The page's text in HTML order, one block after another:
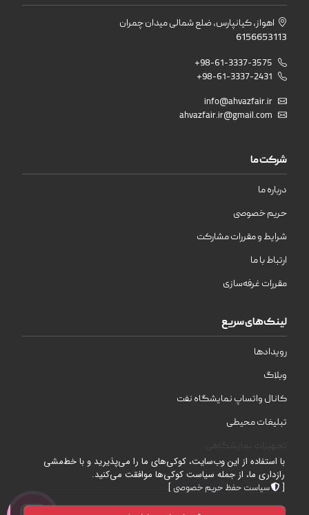
اهواز، کیانپارس، ضلع شمالی میدان چمران
6156653113
+98-61-3337-3575
+98-61-3337-2431
info@ahvazfair.ir
ahvazfair.ir@gmail.com
شرکت ما
درباره ما
حریم خصوصی
شرایط و مقررات مشارکت
ارتباط با ما
مقررات غرفه‌سازی
لینک‌های سریع
رویدادها
وبلاگ
کانال واتساپ نمایشگاه نفت
تبلیغات محیطی
| © 2026 | تمامی حقوق محفوظ است .
با استفاده از این وب‌سایت، کوکی‌های ما را می‌پذیرید و با خط‌مشی
رازداری ما، از جمله سیاست کوکی‌ها موافقت می‌کنید.
[
سیاست حفظ حریم خصوصی ]